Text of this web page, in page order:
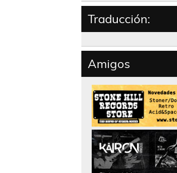
Traducción:
Amigos